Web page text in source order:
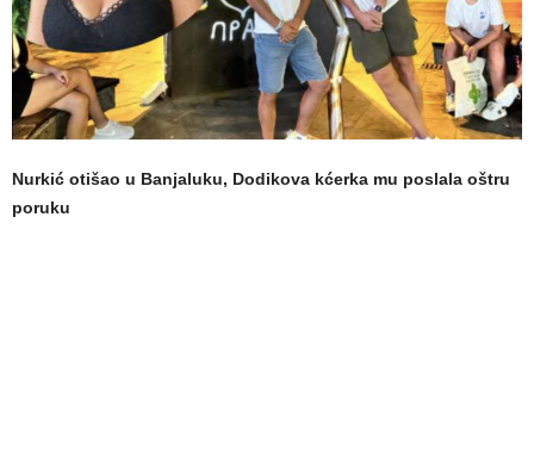
Nurkić otišao u Banjaluku, Dodikova kćerka mu poslala oštru
poruku